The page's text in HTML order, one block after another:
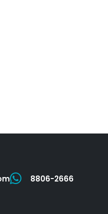
8806-2666